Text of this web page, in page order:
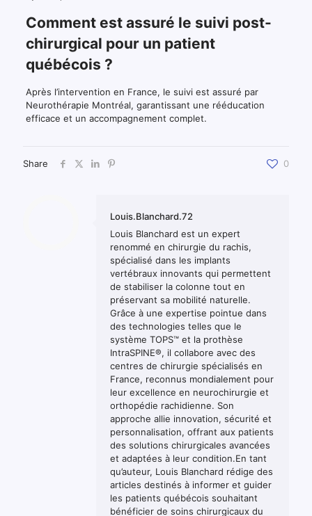
Comment est assuré le suivi post-
chirurgical pour un patient
québécois ?
Après l’intervention en France, le suivi est assuré par
Neurothérapie Montréal, garantissant une rééducation
efficace et un accompagnement complet.
Share 0
Louis.Blanchard.72
Louis Blanchard est un expert
renommé en chirurgie du rachis,
spécialisé dans les implants
vertébraux innovants qui permettent
de stabiliser la colonne tout en
préservant sa mobilité naturelle.
Grâce à une expertise pointue dans
des technologies telles que le
système TOPS™ et la prothèse
IntraSPINE®, il collabore avec des
centres de chirurgie spécialisés en
France, reconnus mondialement pour
leur excellence en neurochirurgie et
orthopédie rachidienne. Son
approche allie innovation, sécurité et
personnalisation, offrant aux patients
des solutions chirurgicales avancées
et adaptées à leur condition.En tant
qu’auteur, Louis Blanchard rédige des
articles destinés à informer et guider
les patients québécois souhaitant
bénéficier de soins chirurgicaux du